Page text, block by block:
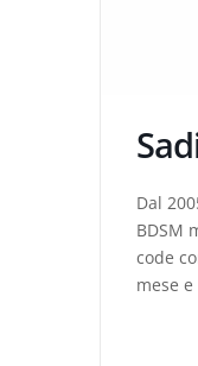
Dal
BDSM
code
mese